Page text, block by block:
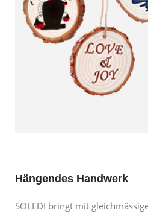
Hängendes Handwerk
SOLEDI bringt mit